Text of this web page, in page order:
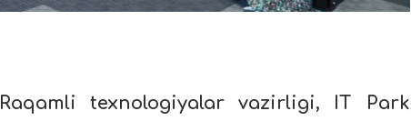
Raqamli texnologiyalar vazirligi, IT Park